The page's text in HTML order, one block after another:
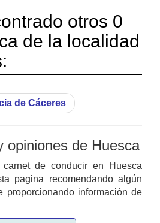
otros 0
de la localidad
de Cáceres
opiniones de Huesca
de conducir en Huesca
pagina recomendando algún
proporcionando información de